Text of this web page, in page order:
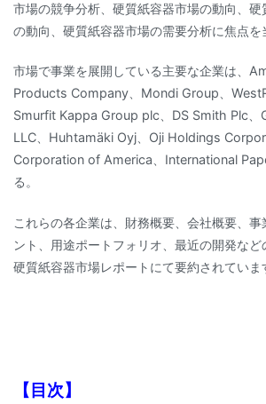
市場の競争分析、硬質紙容器市場の動向、硬
の動向、硬質紙容器市場の需要分析に焦点を
市場で事業を展開している主要な企業は、
Products Company、Mondi Group、
Smurfit Kappa Group plc、DS Smith Plc
LLC、Huhtamäki Oyj、Oji Holdings
Corporation of America、International
る。
これらの各企業は、財務概要、会社概要、事
ント、用途ポートフォリオ、最近の開発など
硬質紙容器市場レポートにて要約されていま
【目次】